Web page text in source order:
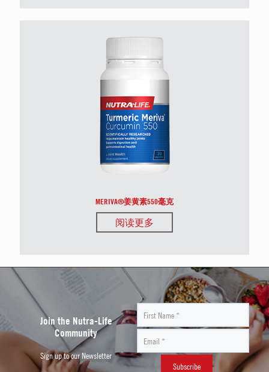
MERIVA®姜黄素550毫克
阅读更多
Join the Nutra-Life
Community
Sign up to our Newsletter